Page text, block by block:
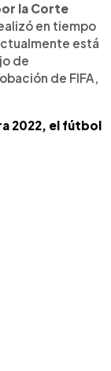
la Corte
en tiempo
está
de
de FIFA,
2022, el fútbol